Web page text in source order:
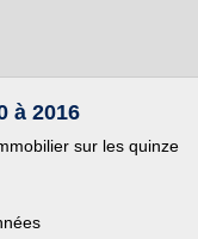
à 2016
sur les quinze